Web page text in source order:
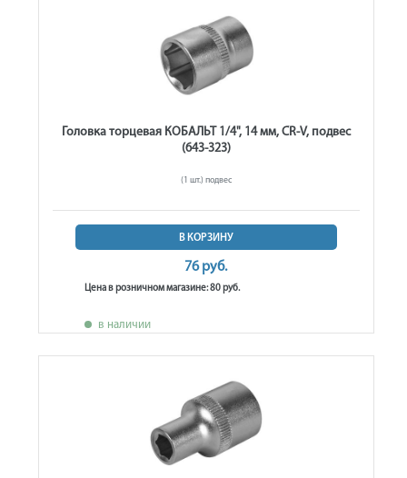
Головка торцевая КОБАЛЬТ 1/4", 14 мм, CR-V, подвес
(643-323)
(1 шт.) подвес
В КОРЗИНУ
76 руб.
Цена в розничном магазине: 80 руб.
в наличии